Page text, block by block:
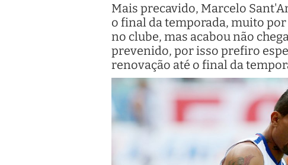
Mais precavido, Marcelo
o final da temporada, muito
no clube, mas acabou não
prevenido, por isso prefiro
renovação até o final da